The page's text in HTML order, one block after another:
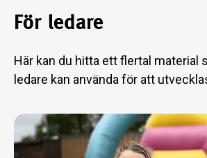
För ledare
Här kan du hitta ett flertal material
ledare kan använda för att